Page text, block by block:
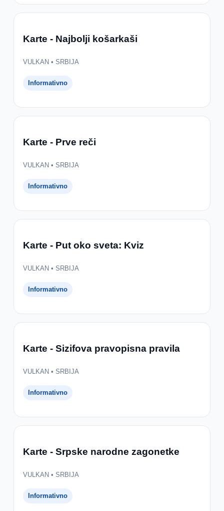
Karte - Najbolji košarkaši
VULKAN • SRBIJA
Informativno
Karte - Prve reči
VULKAN • SRBIJA
Informativno
Karte - Put oko sveta: Kviz
VULKAN • SRBIJA
Informativno
Karte - Sizifova pravopisna pravila
VULKAN • SRBIJA
Informativno
Karte - Srpske narodne zagonetke
VULKAN • SRBIJA
Informativno